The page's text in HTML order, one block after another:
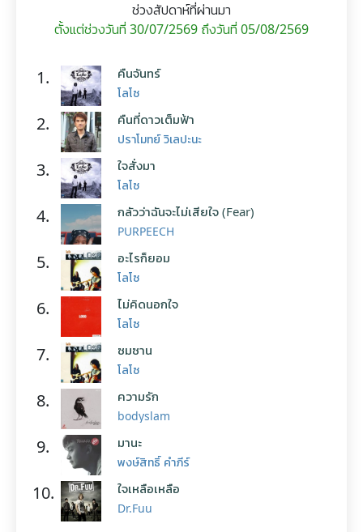
ช่วงสัปดาห์ที่ผ่านมา
ตั้งแต่ช่วงวันที่ 30/07/2569 ถึงวันที่ 05/08/2569
1. คืนจันทร์
โลโซ
2. คืนที่ดาวเต็มฟ้า
ปราโมทย์ วิเลปะนะ
3. ใจสั่งมา
โลโซ
4. กลัวว่าฉันจะไม่เสียใจ (Fear)
PURPEECH
5. อะไรก็ยอม
โลโซ
6. ไม่คิดนอกใจ
โลโซ
7. ซมซาน
โลโซ
8. ความรัก
bodyslam
9. มานะ
พงษ์สิทธิ์ คำภีร์
10. ใจเหลือเหลือ
Dr.Fuu